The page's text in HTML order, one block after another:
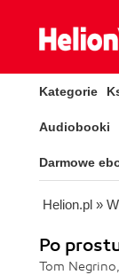
Kategorie
Audiobooki
Darmowe
Helion.pl »
Po
Tom